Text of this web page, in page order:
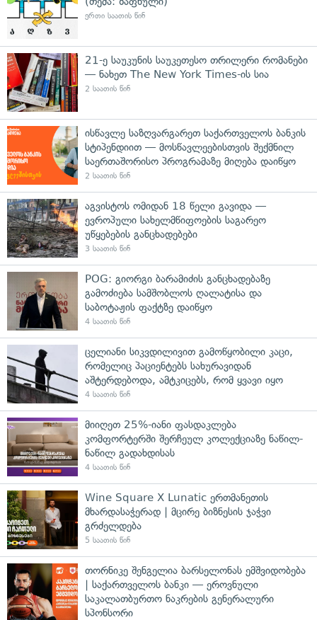
ერთი საათის წინ
21-ე საუკუნის საუკეთესო თრილერი რომანები
— ნახეთ The New York Times-ის სია
2 საათის წინ
ისწავლე საზღვარგარეთ საქართველოს ბანკის
სტიპენდიით — მოსწავლეებისთვის შექმნილ
საერთაშორისო პროგრამაზე მიღება დაიწყო
2 საათის წინ
აგვისტოს ომიდან 18 წელი გავიდა —
ევროპული სახელმწიფოების საგარეო
უწყებების განცხადებები
3 საათის წინ
POG: გიორგი ბარამიძის განცხადებაზე
გამოძიება სამშობლოს ღალატისა და
საბოტაჟის ფაქტზე დაიწყო
4 საათის წინ
ცელიანი სიკვდილივით გამოწყობილი კაცი,
რომელიც პაციენტებს სახურავიდან
აშტერდებოდა, ამტკიცებს, რომ ყვავი იყო
4 საათის წინ
მიიღეთ 25%-იანი ფასდაკლება
კომფორტერში შერჩეულ კოლექციაზე ნაწილ-
ნაწილ გადახდისას
4 საათის წინ
Wine Square X Lunatic ერთმანეთის
მხარდასაჭერად | მცირე ბიზნესის ჯაჭვი
გრძელდება
5 საათის წინ
თორნიკე შენგელია ბარსელონას ემშვიდობება
| საქართველოს ბანკი — ეროვნული
საკალათბურთო ნაკრების გენერალური
სპონსორი